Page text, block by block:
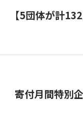
【5団体が計
寄付月間特別企